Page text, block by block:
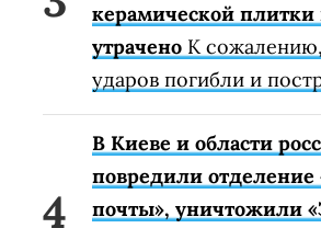
керамической плитки
утрачено К
ударов погибли и
В Киеве и области
повредили отделение
почты», уничтожили